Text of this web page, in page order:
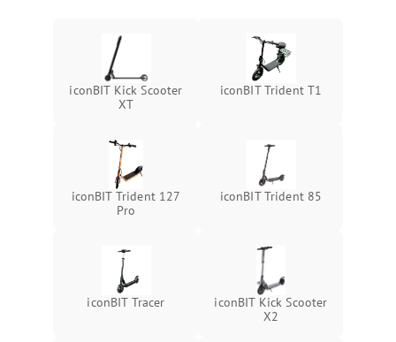
iconBIT Kick Scooter
XT
iconBIT Trident T1
iconBIT Trident 127
Pro
iconBIT Trident 85
iconBIT Tracer
iconBIT Kick Scooter
X2